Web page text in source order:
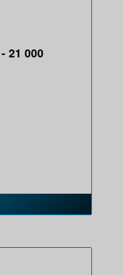
21 000